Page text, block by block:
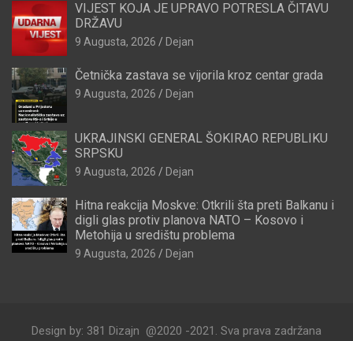
VIJEST KOJA JE UPRAVO POTRESLA ČITAVU
DRŽAVU
9 Augusta, 2026 Dejan
Četnička zastava se vijorila kroz centar grada
9 Augusta, 2026 Dejan
UKRAJINSKI GENERAL ŠOKIRAO REPUBLIKU
SRPSKU
9 Augusta, 2026 Dejan
Hitna reakcija Moskve: Otkrili šta preti Balkanu i
digli glas protiv planova NATO – Kosovo i
Metohija u središtu problema
9 Augusta, 2026 Dejan
Design by: 381 Dizajn @2020 -2021. Sva prava zadržana